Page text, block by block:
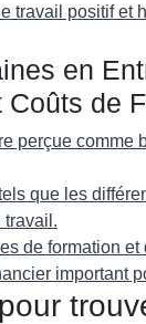
travail positif et
en
de
perçue comme
que les
travail.
de formation
important